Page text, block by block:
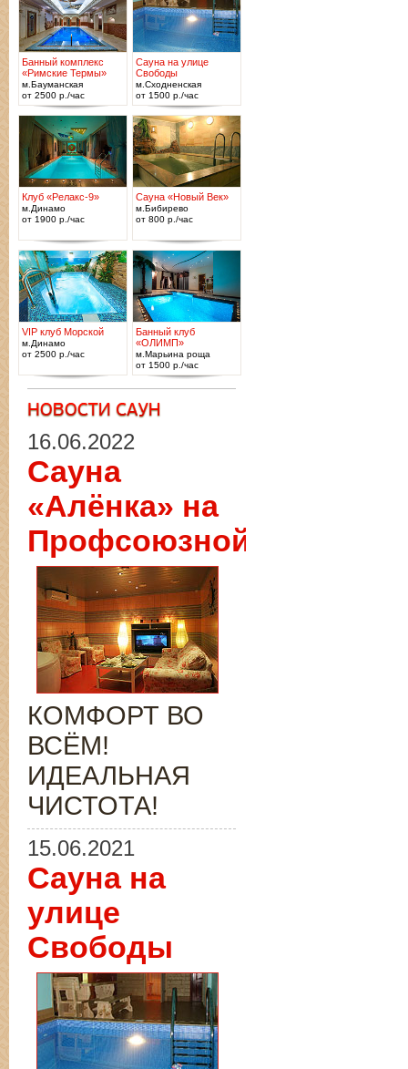
Банный комплекс
«Римские Термы»
м.Бауманская
от 2500 р./час
Сауна на улице
Свободы
м.Сходненская
от 1500 р./час
Клуб «Релакс-9»
м.Динамо
от 1900 р./час
Сауна «Новый Век»
м.Бибирево
от 800 р./час
VIP клуб Морской
м.Динамо
от 2500 р./час
Банный клуб
«ОЛИМП»
м.Марьина роща
от 1500 р./час
16.06.2022
Сауна
«Алёнка» на
Профсоюзной
КОМФОРТ ВО
ВСЁМ!
ИДЕАЛЬНАЯ
ЧИСТОТА!
15.06.2021
Сауна на
улице
Свободы